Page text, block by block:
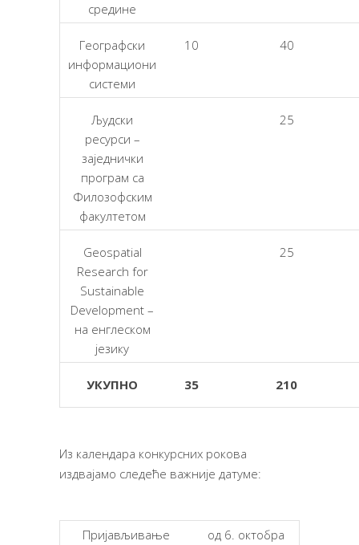
средине
Географски
информациони
системи
10 40
Људски
ресурси –
заједнички
програм са
Филозофским
факултетом
25
Geospatial
Research for
Sustainable
Development –
на енглеском
језику
25
УКУПНО 35 210
Из календара конкурсних рокова
издвајамо следеће важније датуме:
Пријављивање
од 6. октобра